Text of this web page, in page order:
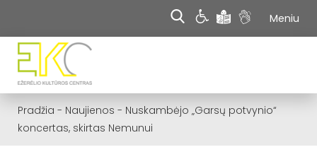
Meniu
Pradžia - Naujienos - Nuskambėjo „Garsų potvynio“
koncertas, skirtas Nemunui